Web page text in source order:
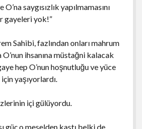
saygısızlık yapılmamasını
gayeleri yok!”
Sahibi, fazlından onları mahrum
ihsanına müstağni kalacak
hep O’nun hoşnutluğu ve yüce
yaşıyorlardı.
içi gülüyordu.
güç o meselden kastı belki de